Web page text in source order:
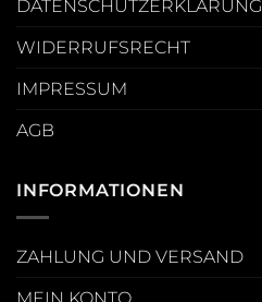
DATENSCHUTZERKLÄRUNG
WIDERRUFSRECHT
IMPRESSUM
AGB
INFORMATIONEN
ZAHLUNG UND VERSAND